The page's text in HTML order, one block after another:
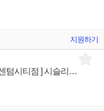
지원하기
[시슬리뷰티그룹] [ 롯데김해공항점/ 신세계센텀시티점 ] 시슬리코리아 제품디스플레이 매장판매사원